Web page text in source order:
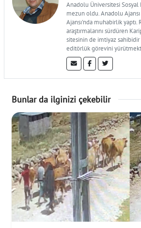
Anadolu Üniversitesi
mezun oldu. Anadolu
Ajansı'nda muhabirlik
araştırmalarını sürdüren
sitesinin de imtiyaz
editörlük görevini
Bunlar da ilginizi çekebilir